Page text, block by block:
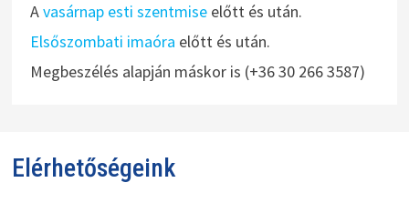
Avasárnap esti szentmiseelőtt és után.
Elsőszombati imaóra előtt és után.
Megbeszélés alapján máskor is (+36 30 266 3587)
Elérhetőségeink